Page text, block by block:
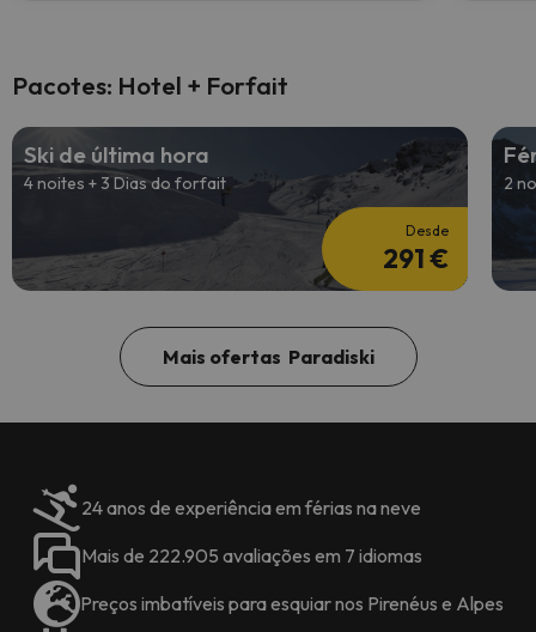
Pacotes: Hotel + Forfait
Ski de última hora
4 noites + 3 Dias do forfait
Desde
291 €
2
Mais ofertas Paradiski
24 anos de experiência em férias na neve
Mais de 222.905 avaliações em 7 idiomas
Preços imbatíveis para esquiar nos Pirenéus e Alpes